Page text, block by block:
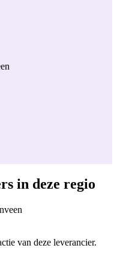
in deze regio
van deze leverancier.